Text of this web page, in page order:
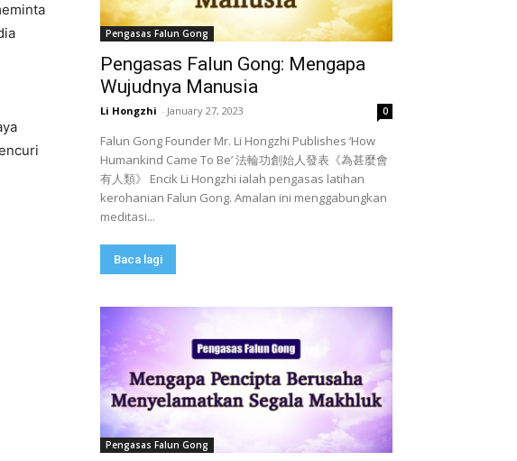
Pengasas Falun Gong
Pengasas Falun Gong: Mengapa
Wujudnya Manusia
Li Hongzhi - January 27, 2023 0
Falun Gong Founder Mr. Li Hongzhi Publishes ‘How
Humankind Came To Be’ 法輪功創始人發表《為甚麼會
有人類》 Encik Li Hongzhi ialah pengasas latihan
kerohanian Falun Gong. Amalan ini menggabungkan
meditasi...
Baca lagi
Pengasas Falun Gong